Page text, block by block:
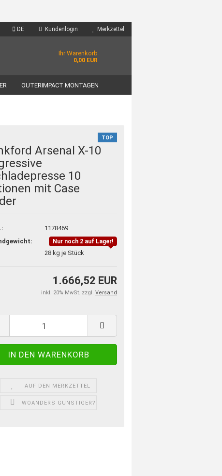
DE Kundenlogin Merkzettel
Ihr Warenkorb
0,00 EUR
OUTERIMPACT MONTAGEN
TOP
Arsenal X-10
10
mit Case
1178469
Nur noch 2 auf Lager!
28kg je Stück
1.666,52 EUR
inkl. 20% MwSt. zzgl. Versand
AUF DEN MERKZETTEL
WOANDERS GÜNSTIGER?